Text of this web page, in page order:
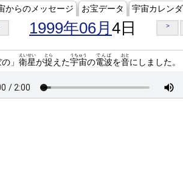
からのメッセージ お宝データ 宇宙カレン
1999年06月 4日 >
」 衛星
えいせい
が捉
とら
えた宇宙
うちゅう
の電波
でんぱ
を音
おと
にしました。